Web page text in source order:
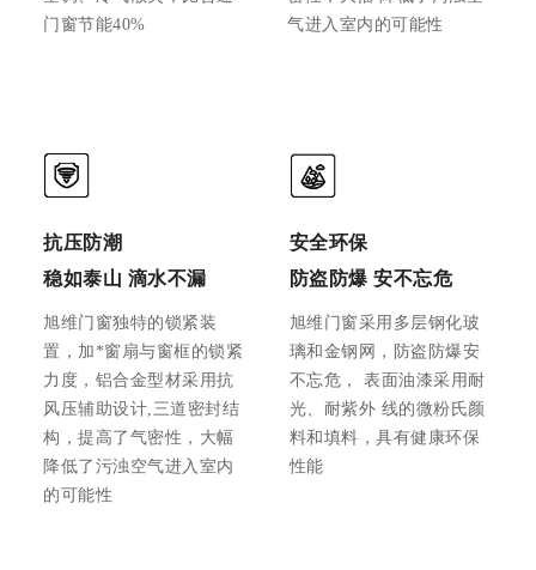
门窗节能40%
气进入室内的可能性
抗压防潮
稳如泰山 滴水不漏
旭维门窗独特的锁紧装
置，加*窗扇与窗框的锁紧
力度，铝合金型材采用抗
风压辅助设计,三道密封结
构，提高了气密性，大幅
降低了污浊空气进入室内
的可能性
安全环保
防盗防爆 安不忘危
旭维门窗采用多层钢化玻
璃和金钢网，防盗防爆安
不忘危， 表面油漆采用耐
光、耐紫外 线的微粉氏颜
料和填料，具有健康环保
性能